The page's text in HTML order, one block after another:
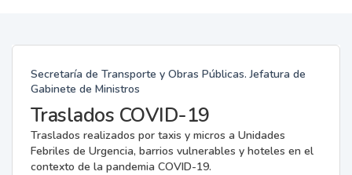
Secretaría de Transporte y Obras Públicas. Jefatura de
Gabinete de Ministros
Traslados COVID-19
Traslados realizados por taxis y micros a Unidades
Febriles de Urgencia, barrios vulnerables y hoteles en el
contexto de la pandemia COVID-19.